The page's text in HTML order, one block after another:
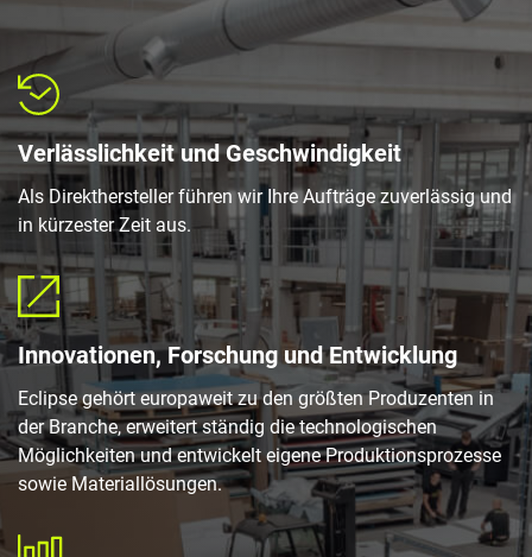
Verlässlichkeit und Geschwindigkeit
Als Direkthersteller führen wir Ihre Aufträge zuverlässig und
in kürzester Zeit aus.
Innovationen, Forschung und Entwicklung
Eclipse gehört europaweit zu den größten Produzenten in
der Branche, erweitert ständig die technologischen
Möglichkeiten und entwickelt eigene Produktionsprozesse
sowie Materiallösungen.